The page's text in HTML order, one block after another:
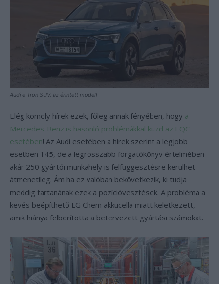
Audi e-tron SUV, az érintett modell
Elég komoly hírek ezek, főleg annak fényében, hogy a
Mercedes-Benz is hasonló problémákkal küzd az EQC
esetében! Az Audi esetében a hírek szerint a legjobb
esetben 145, de a legrosszabb forgatókönyv értelmében
akár 250 gyártói munkahely is felfüggesztésre kerülhet
átmenetileg. Ám ha ez valóban bekövetkezik, ki tudja
meddig tartanának ezek a pozícióvesztések. A probléma a
kevés beépíthető LG Chem akkucella miatt keletkezett,
amik hiánya felborította a betervezett gyártási számokat.